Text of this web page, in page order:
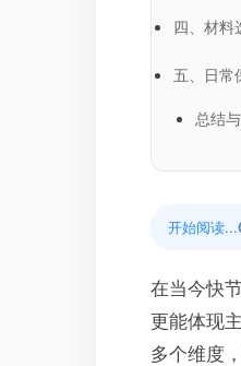
四、材料
五、日常
总结
开始阅读...
在当今快
更能体现
多个维度